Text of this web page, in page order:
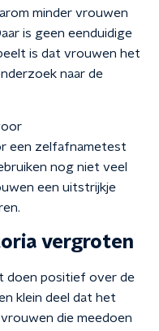
minder vrouwen
is geen eenduidige
is dat vrouwen het
naar de
een zelfafnametest
nog niet veel
een uitstrijkje
vergroten
doen positief over de
klein deel dat het
die meedoen